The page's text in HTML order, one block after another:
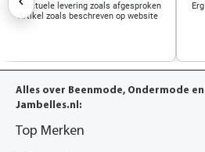
Punctuele levering zoals afgesproken
Artikel zoals beschreven op website
Alles over Beenmode, Ondermode
Jambelles.nl:
Top Merken